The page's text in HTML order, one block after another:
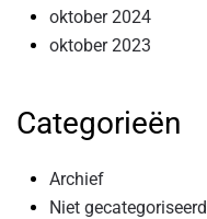
oktober 2024
oktober 2023
Categorieën
Archief
Niet gecategoriseerd